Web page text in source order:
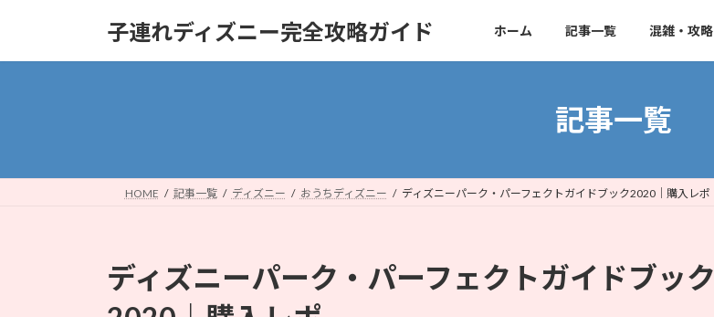
子連れディズニー完全攻略ガイド ホーム 記事一覧 混雑・攻略
記事一覧
HOME 記事一覧 ディズニー おうちディズニー ディズニーパーク・パーフェクトガイドブック2020｜購入レポ
ディズニーパーク・パーフェクトガイドブック